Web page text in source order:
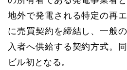
地外で発電される特定の再
に売買契約を締結し、一般
入者へ供給する契約方式。
ビル初となる。